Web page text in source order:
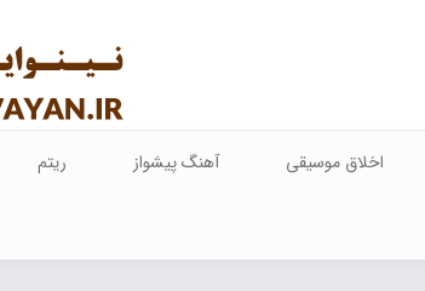
اخلاق موسیقی آهنگ پیشواز ریتم